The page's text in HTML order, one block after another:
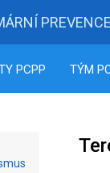
PREVENCE
PCPP TÝM